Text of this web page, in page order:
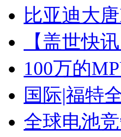
比亚迪大
【盖世快
100万的
国际|福特
全球电池